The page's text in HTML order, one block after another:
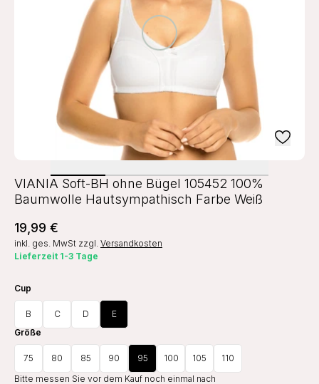
VIANIA Soft-BH ohne Bügel 105452 100%
Baumwolle Hautsympathisch Farbe Weiß
19,99 €
inkl. ges. MwSt zzgl. Versandkosten
Lieferzeit 1-3 Tage
Cup
B C D
E
Größe
75 80 85 90 95 100 105
110
Bitte messen Sie vor dem Kauf noch einmal nach